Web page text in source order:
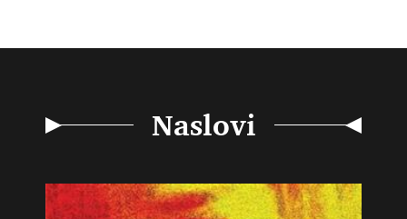
Naslovi